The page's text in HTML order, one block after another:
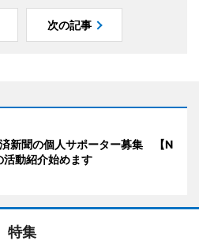
次の記事
新聞の個人サポーター募集 【N
動紹介始めます
特集